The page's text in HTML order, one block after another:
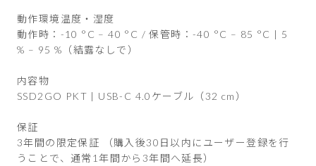
動作環境温度・湿度
動作時：-10 °C – 40 °C / 保管時：-40 °C – 85 °C | 5
% – 95 %（結露なしで）
内容物
SSD2GO PKT | USB-C 4.0ケーブル（32 cm）
保証
3年間の限定保証 （購入後30日以内にユーザー登録を行
うことで、通常1年間から3年間へ延長）